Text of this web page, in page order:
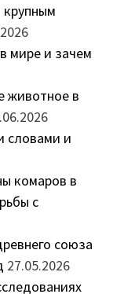
мире и зачем
животное в
словами и
комаров в
с
союза
27.05.2026